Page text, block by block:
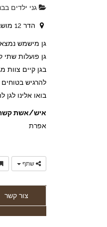
גני ילדים
הדר 12 מושב בני דרור
גן מישמש נמצא
גן פועלות שתי קבוצות גיל מגיל 1- 4 כאשר אנו
בגן קיים
להרגיש
בואו אלינו
איש/אשת
אפרת
שתף
צור קשר